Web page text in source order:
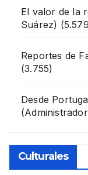
El valor de la
Suárez)
Reportes de
(3.755)
Desde
Culturales